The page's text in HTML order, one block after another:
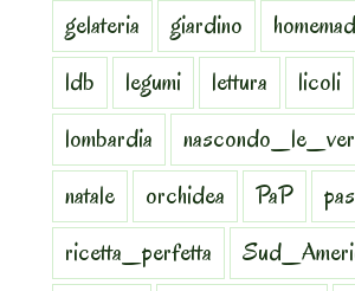
gelateria
giardino
ldb
legumi lettura licoli
lombardia
natale
orchidea PaP
ricetta_perfetta